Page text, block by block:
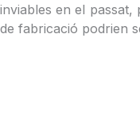
inviables en el passat,
de fabricació podrien